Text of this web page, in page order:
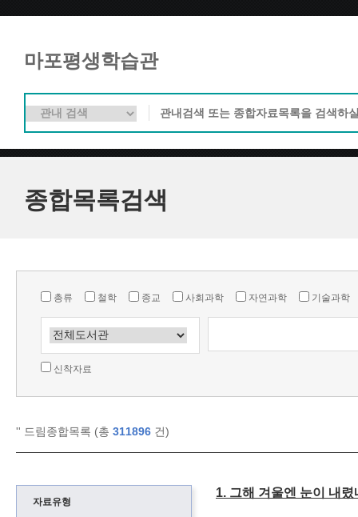
마포평생학습관
종합목록검색
총류 철학 종교 사회과학 자연과학 기술과학
신착자료
'' 드림종합목록 (총 311896 건)
자료유형
1. 그해 겨울엔 눈이 내렸